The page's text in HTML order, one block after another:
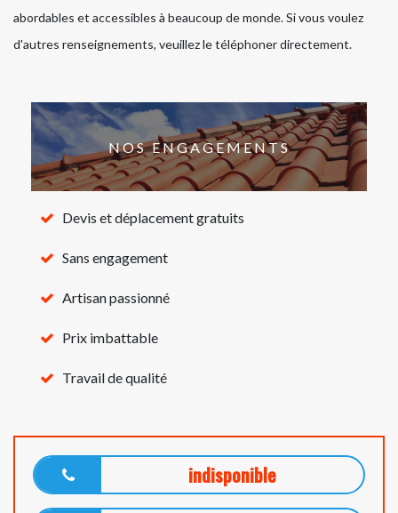
abordables et accessibles à beaucoup de monde. Si vous voulez
d'autres renseignements, veuillez le téléphoner directement.
NOS ENGAGEMENTS
Devis et déplacement gratuits
Sans engagement
Artisan passionné
Prix imbattable
Travail de qualité
indisponible